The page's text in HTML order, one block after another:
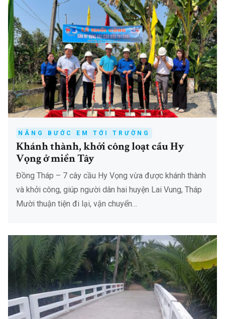
NÂNG BƯỚC EM TỚI TRƯỜNG
Khánh thành, khởi công loạt cầu Hy
Vọng ở miền Tây
Đồng Tháp – 7 cây cầu Hy Vọng vừa được khánh thành
và khởi công, giúp người dân hai huyện Lai Vung, Tháp
Mười thuận tiện đi lại, vận chuyển…